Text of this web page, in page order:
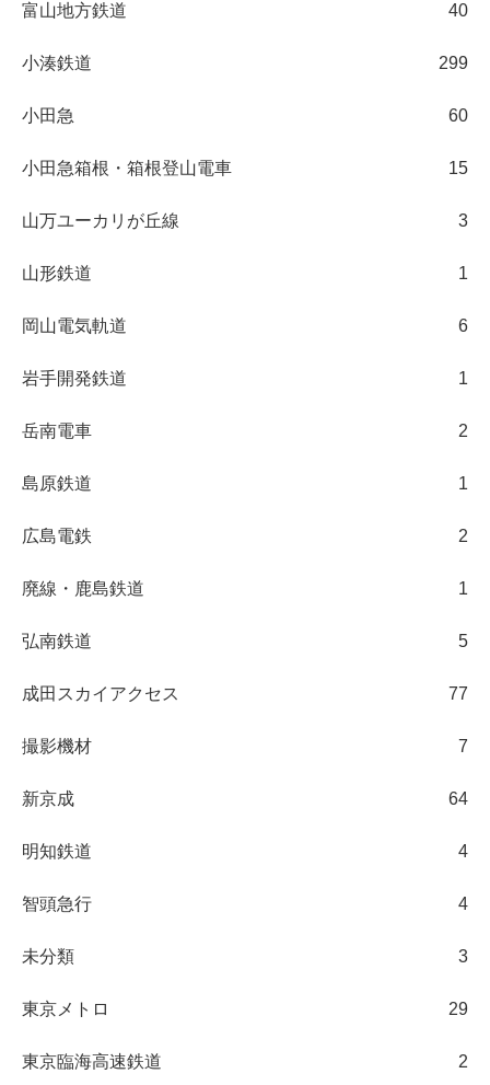
富山地方鉄道 40
小湊鉄道 299
小田急 60
小田急箱根・箱根登山電車 15
山万ユーカリが丘線 3
山形鉄道 1
岡山電気軌道 6
岩手開発鉄道 1
岳南電車 2
島原鉄道 1
広島電鉄 2
廃線・鹿島鉄道 1
弘南鉄道 5
成田スカイアクセス 77
撮影機材 7
新京成 64
明知鉄道 4
智頭急行 4
未分類 3
東京メトロ 29
東京臨海高速鉄道 2